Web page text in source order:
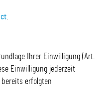
.
Ihrer Einwilligung (Art.
Einwilligung jederzeit
erfolgten